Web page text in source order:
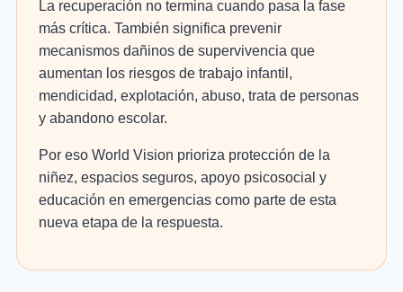
La recuperación no termina cuando pasa la fase
más crítica. También significa prevenir
mecanismos dañinos de supervivencia que
aumentan los riesgos de trabajo infantil,
mendicidad, explotación, abuso, trata de personas
y abandono escolar.
Por eso World Vision prioriza protección de la
niñez, espacios seguros, apoyo psicosocial y
educación en emergencias como parte de esta
nueva etapa de la respuesta.